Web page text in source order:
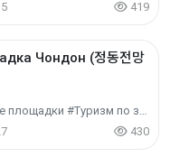
419
Чондон (정동전망
#Башни и смотровые площадки #Туризм по знаковым местам #Культурный туризм
430